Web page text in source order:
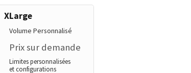
XLarge
Volume Personnalisé
Prix sur demande
Limites personnalisées
et configurations